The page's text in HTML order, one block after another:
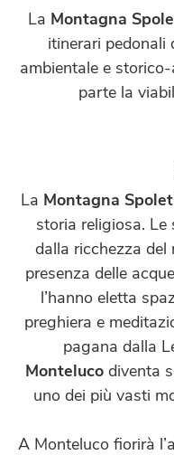
La Montagna
itinerari pedonali
ambientale e
parte la
La Montagna
storia religiosa. Le
dalla ricchezza
presenza delle
l’hanno eletta
preghiera e
pagana dalla
Monteluco diventa
uno dei più vasti
A Monteluco fiorirà